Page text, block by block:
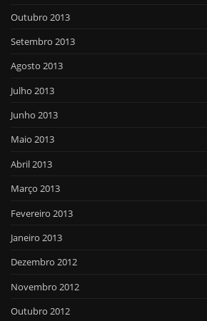
Outubro 2013
Setembro 2013
Agosto 2013
Julho 2013
Junho 2013
Maio 2013
Abril 2013
Março 2013
Fevereiro 2013
Janeiro 2013
Dezembro 2012
Novembro 2012
Outubro 2012